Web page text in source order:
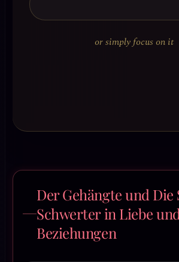
or simply focus on it
Der Gehängte und Die
Schwerter in Liebe und
Beziehungen